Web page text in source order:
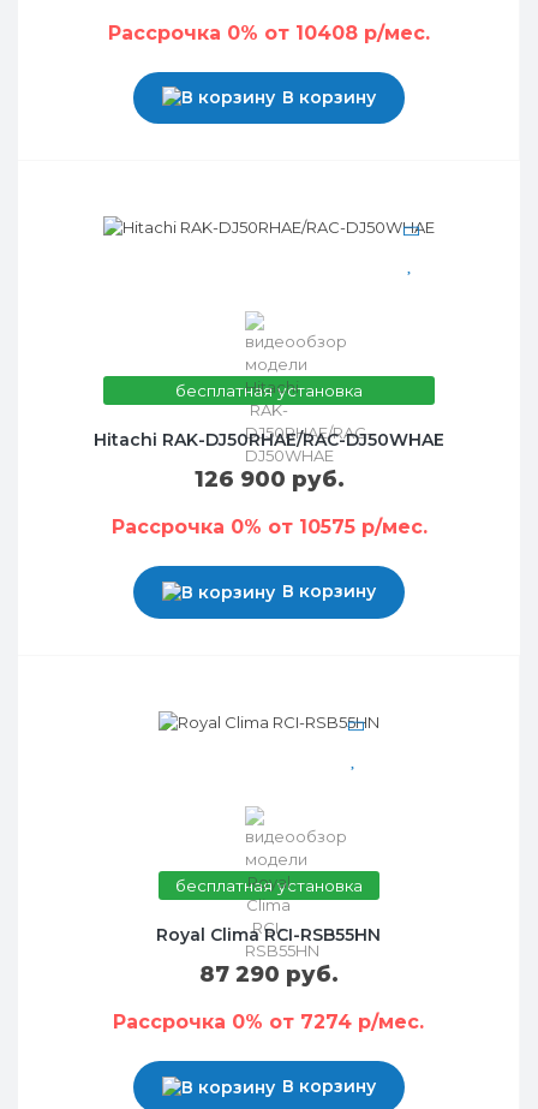
Рассрочка 0% от 10408 р/мес.
В корзину
бесплатная установка
Hitachi RAK-DJ50RHAE/RAC-DJ50WHAE
126 900 руб.
Рассрочка 0% от 10575 р/мес.
В корзину
бесплатная установка
Royal Clima RCI-RSB55HN
87 290 руб.
Рассрочка 0% от 7274 р/мес.
В корзину